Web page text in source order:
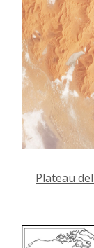
Plateau